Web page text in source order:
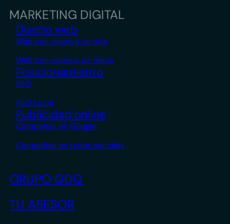
MARKETING DIGITAL
Diseño web
Web con reserva de cita
Web con reserva de mesa
Posicionamiento
SEO
SEO Local
Publicidad online
Campañas en Google
Campañas en redes sociales
GRUPO QDQ
TU ASESOR